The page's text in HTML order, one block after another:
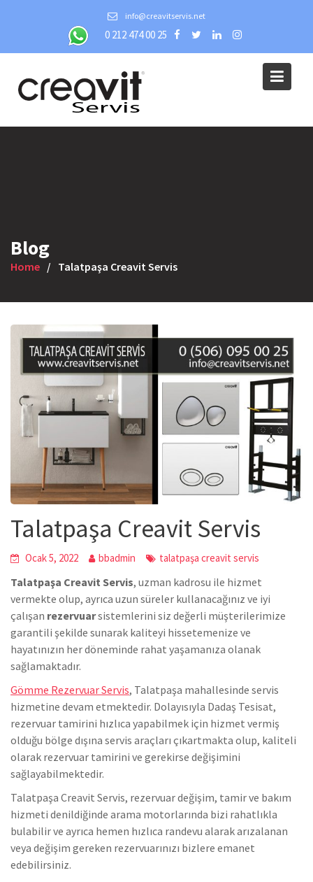
info@creavitservis.net
0 212 474 00 25
Blog
Home Talatpaşa Creavit Servis
Talatpaşa Creavit Servis
Ocak 5, 2022 bbadmin talatpaşa creavit servis
Talatpaşa Creavit Servis, uzman kadrosu ile hizmet
vermekte olup, ayrıca uzun süreler kullanacağınız ve iyi
çalışan rezervuarsistemlerini siz değerli müşterilerimize
garantili şekilde sunarak kaliteyi hissetemenize ve
hayatınızın her döneminde rahat yaşamanıza olanak
sağlamaktadır.
Gömme Rezervuar Servis, Talatpaşa mahallesinde servis
hizmetine devam etmektedir. Dolayısıyla Dadaş Tesisat,
rezervuar tamirini hızlıca yapabilmek için hizmet vermiş
olduğu bölge dışına servis araçları çıkartmakta olup, kaliteli
olarak rezervuar tamirini ve gerekirse değişimini
sağlayabilmektedir.
Talatpaşa Creavit Servis, rezervuar değişim, tamir ve bakım
hizmeti denildiğinde arama motorlarında bizi rahatlıkla
bulabilir ve ayrıca hemen hızlıca randevu alarak arızalanan
veya değişim gereken rezervuarınızı bizlere emanet
edebilirsiniz.